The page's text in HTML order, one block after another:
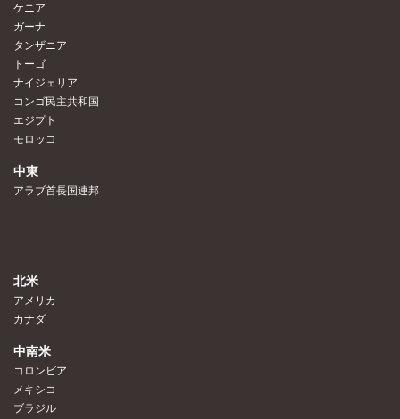
ケニア
ガーナ
タンザニア
トーゴ
ナイジェリア
コンゴ民主共和国
エジプト
モロッコ
中東
アラブ首長国連邦
北米
アメリカ
カナダ
中南米
コロンビア
メキシコ
ブラジル